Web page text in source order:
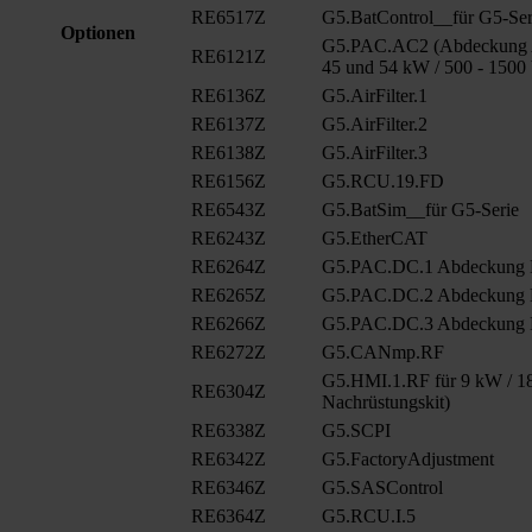
Optionen
RE6517Z
G5.BatControl__für G5-
RE6121Z
G5.PAC.AC2 (Abdeckung
45 und 54 kW / 500 - 1500
RE6136Z
G5.AirFilter.1
RE6137Z
G5.AirFilter.2
RE6138Z
G5.AirFilter.3
RE6156Z
G5.RCU.19.FD
RE6543Z
G5.BatSim__für G5-Serie
RE6243Z
G5.EtherCAT
RE6264Z
G5.PAC.DC.1
RE6265Z
G5.PAC.DC.2
RE6266Z
G5.PAC.DC.3
RE6272Z
G5.CANmp.RF
RE6304Z
G5.HMI.1.RF für 9 kW /
Nachrüstungskit)
RE6338Z
G5.SCPI
RE6342Z
G5.FactoryAdjustment
RE6346Z
G5.SASControl
RE6364Z
G5.RCU.I.5